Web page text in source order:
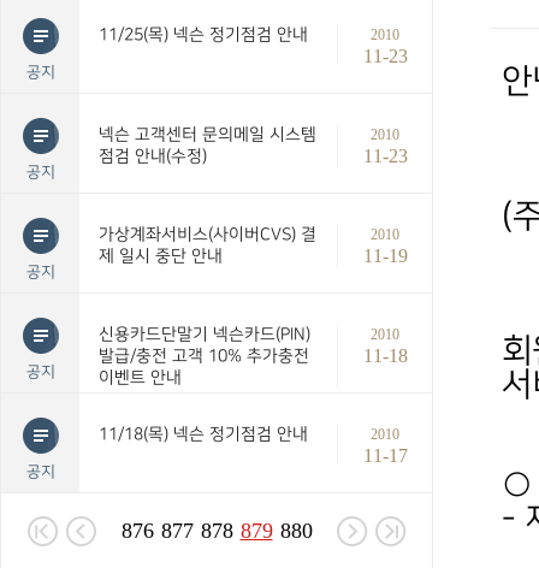
공지
11/25(목) 넥슨 정기점검 안내 2010
11-23
공지
넥슨 고객센터 문의메일 시스템
점검 안내(수정)
2010
11-23
공지
가상계좌서비스(사이버CVS) 결
제 일시 중단 안내
2010
11-19
공지
신용카드단말기 넥슨카드(PIN)
발급/충전 고객 10% 추가충전
이벤트 안내
2010
11-18
공지
11/18(목) 넥슨 정기점검 안내 2010
11-17
876 877 878 879 880
(
○
-